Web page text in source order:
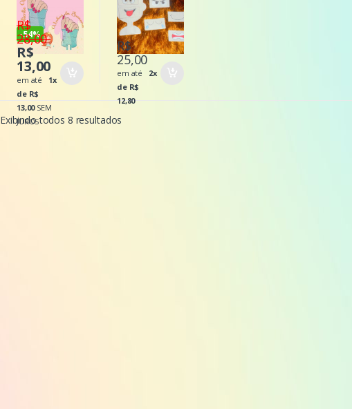
-54%
R$
28,00
R$
13,00
em até 1x
de R$
13,00SEM
JUROS
R$
25,00
em até 2x
de R$
12,80
Exibindo todos 8 resultados